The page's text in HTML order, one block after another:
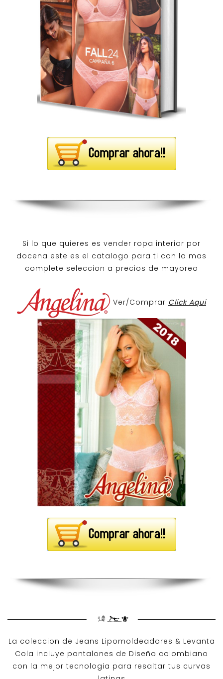
Si lo que quieres es vender ropa interior por
docena este es el catalogo para ti con la mas
complete seleccion a precios de mayoreo
Ver/Comprar Click Aqui
La coleccion de Jeans Lipomoldeadores & Levanta
Cola incluye pantalones de Diseño colombiano
con la mejor tecnologia para resaltar tus curvas